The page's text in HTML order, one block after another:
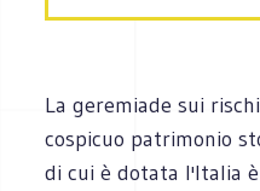
La geremiade sui
cospicuo patrimonio
di cui è dotata l'Italia